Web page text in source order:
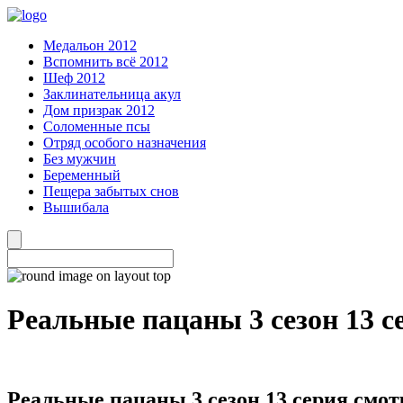
Медальон 2012
Вспомнить всё 2012
Шеф 2012
Заклинательница акул
Дом призрак 2012
Соломенные псы
Отряд особого назначения
Без мужчин
Беременный
Пещера забытых снов
Вышибала
Реальные пацаны 3 сезон 13